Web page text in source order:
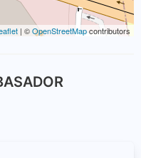
| ©OpenStreetMapcontributors